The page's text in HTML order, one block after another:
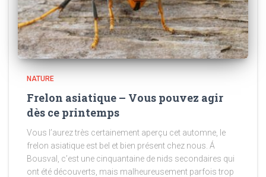
NATURE
Frelon asiatique – Vous pouvez agir
dès ce printemps
Vous l’aurez très certainement aperçu cet automne, le
frelon asiatique est bel et bien présent chez nous. Á
Bousval, c’est une cinquantaine de nids secondaires qui
ont été découverts, mais malheureusement parfois trop